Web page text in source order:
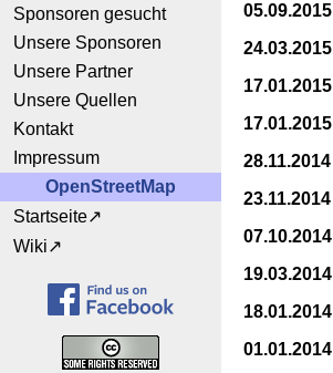
Sponsoren gesucht
Unsere Sponsoren
Unsere Partner
Unsere Quellen
Kontakt
Impressum
OpenStreetMap
Startseite
Wiki
05.09.2015
24.03.2015
17.01.2015
17.01.2015
28.11.2014
23.11.2014
07.10.2014
19.03.2014
18.01.2014
01.01.2014